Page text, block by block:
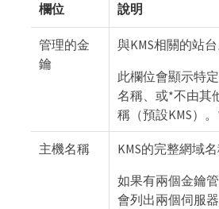
欄位 說明
管理的金
鑰
與KMS相關的站
此欄位會顯示特
名稱、或*不由其
稱（預設KMS）
主機名稱
KMS的完整網域名
如果有兩個金鑰
會列出兩個伺服